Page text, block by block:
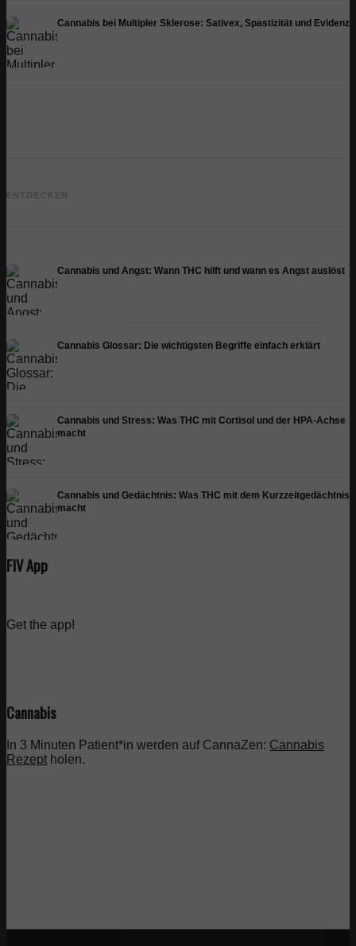
Cannabis bei Multipler Sklerose: Sativex, Spastizität und Evidenz
ENTDECKEN
Forschung
Cannabis und Angst: Wann THC hilft und wann es Angst auslöst
Cannabis Glossar: Die wichtigsten Begriffe einfach erklärt
Cannabis und Stress: Was THC mit Cortisol und der HPA-Achse
macht
Cannabis und Gedächtnis: Was THC mit dem Kurzzeitgedächtnis
macht
FIV App
Get the app!
Cannabis
In 3 Minuten Patient*in werden auf CannaZen: Cannabis
Rezept holen.